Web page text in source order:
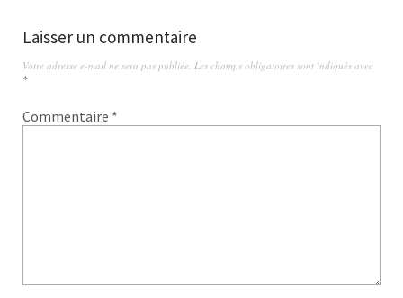
Laisser un commentaire
Votre adresse e-mail ne sera pas publiée. Les champs obligatoires sont indiqués avec
*
Commentaire *